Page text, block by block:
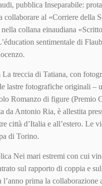
pubblica Inseparabile:
al «Corriere della
collana einaudiana
sentimentale di
treccia di Tatiana, con
lastre fotografiche originali –
Romanzo di figure (Premio
da Antonio Ria, è allestita
città d’Italia e all’estero. Le
di Torino.
Nei mari estremi con cui
sul rapporto di coppia e
prima la collaborazione